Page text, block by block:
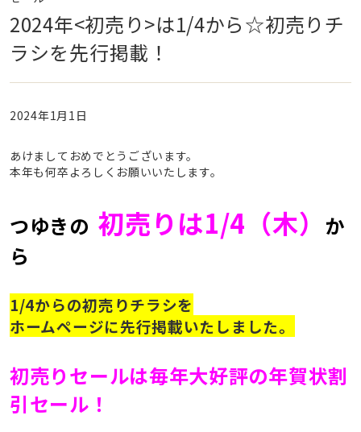
2024年<初売り>は1/4から☆初売りチ
ラシを先行掲載！
2024年1月1日
あけましておめでとうございます。
本年も何卒よろしくお願いいたします。
つゆきの 初売りは1/4（木）
か
ら
1/4からの初売りチラシを
ホームページに先行掲載いたしました。
初売りセールは毎年大好評の年賀状割
引セール！